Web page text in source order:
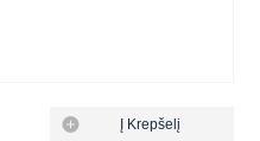
Į Krepšelį